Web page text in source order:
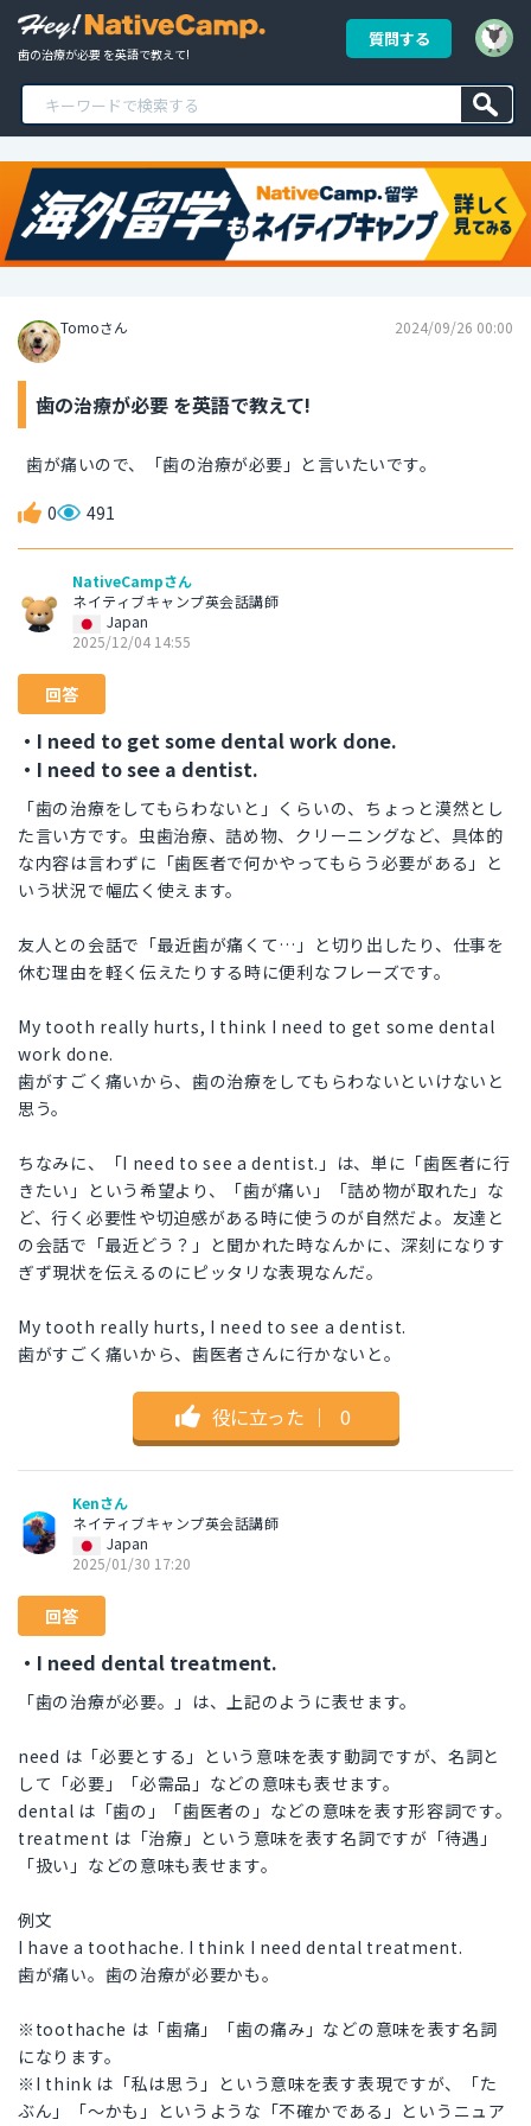
歯の治療が必要 を英語で教えて!
質問する
Tomoさん 2024/09/26 00:00
歯の治療が必要 を英語で教えて!
歯が痛いので、「歯の治療が必要」と言いたいです。
0 491
NativeCampさん
ネイティブキャンプ英会話講師
Japan
2025/12/04 14:55
回答
・I need to get some dental work done.
・I need to see a dentist.
「歯の治療をしてもらわないと」くらいの、ちょっと漠然とし
た言い方です。虫歯治療、詰め物、クリーニングなど、具体的
な内容は言わずに「歯医者で何かやってもらう必要がある」と
いう状況で幅広く使えます。
友人との会話で「最近歯が痛くて…」と切り出したり、仕事を
休む理由を軽く伝えたりする時に便利なフレーズです。
My tooth really hurts, I think I need to get some dental
work done.
歯がすごく痛いから、歯の治療をしてもらわないといけないと
思う。
ちなみに、「I need to see a dentist.」は、単に「歯医者に行
きたい」という希望より、「歯が痛い」「詰め物が取れた」な
ど、行く必要性や切迫感がある時に使うのが自然だよ。友達と
の会話で「最近どう？」と聞かれた時なんかに、深刻になりす
ぎず現状を伝えるのにピッタリな表現なんだ。
My tooth really hurts, I need to see a dentist.
歯がすごく痛いから、歯医者さんに行かないと。
役に立った ｜ 0
Kenさん
ネイティブキャンプ英会話講師
Japan
2025/01/30 17:20
回答
・I need dental treatment.
「歯の治療が必要。」は、上記のように表せます。
need は「必要とする」という意味を表す動詞ですが、名詞と
して「必要」「必需品」などの意味も表せます。
dental は「歯の」「歯医者の」などの意味を表す形容詞です。
treatment は「治療」という意味を表す名詞ですが「待遇」
「扱い」などの意味も表せます。
例文
I have a toothache. I think I need dental treatment.
歯が痛い。歯の治療が必要かも。
※toothache は「歯痛」「歯の痛み」などの意味を表す名詞
になります。
※I think は「私は思う」という意味を表す表現ですが、「た
ぶん」「〜かも」というような「不確かである」というニュア